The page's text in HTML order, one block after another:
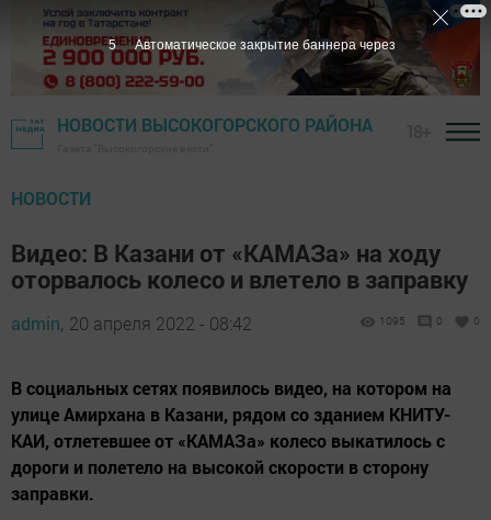
НОВОСТИ ВЫСОКОГОРСКОГО РАЙОНА
НОВОСТИ
Видео: В Казани от «КАМАЗа» на ходу
оторвалось колесо и влетело в заправку
admin, 20 апреля 2022 - 08:42 1095 0 0
В социальных сетях появилось видео, на котором на
улице Амирхана в Казани, рядом со зданием КНИТУ-
КАИ, отлетевшее от «КАМАЗа» колесо выкатилось с
дороги и полетело на высокой скорости в сторону
заправки.
4 Автоматическое закрытие баннера через